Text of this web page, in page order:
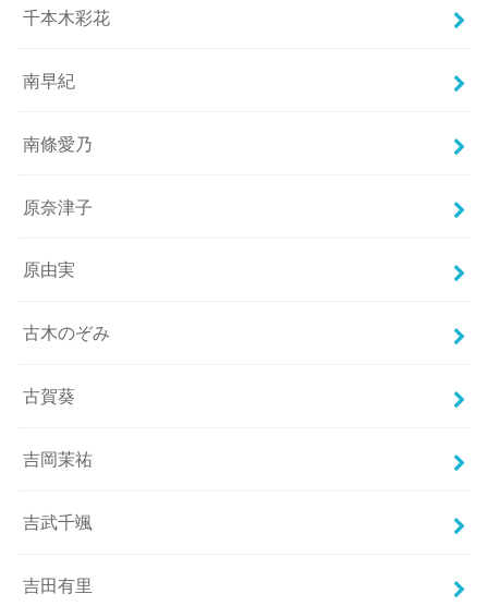
千本木彩花
南早紀
南條愛乃
原奈津子
原由実
古木のぞみ
古賀葵
吉岡茉祐
吉武千颯
吉田有里